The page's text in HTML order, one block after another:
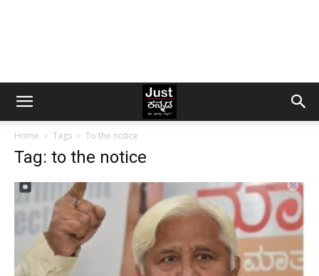
Home Tags To the notice
Tag: to the notice